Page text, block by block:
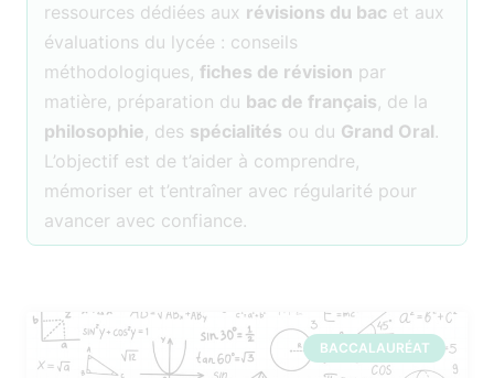
ressources dédiées aux révisions du bac et aux
évaluations du lycée : conseils
méthodologiques, fiches de révision par
matière, préparation du bac de français, de la
philosophie, des spécialités ou du Grand Oral.
L’objectif est de t’aider à comprendre,
mémoriser et t’entraîner avec régularité pour
avancer avec confiance.
BACCALAURÉAT